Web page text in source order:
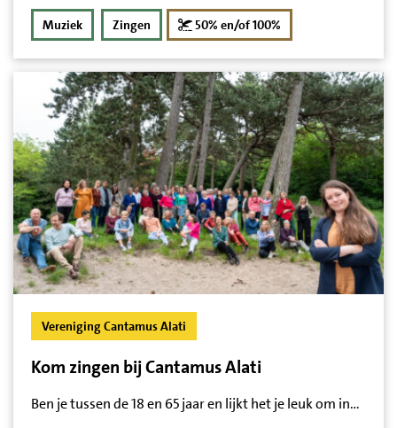
Muziek Zingen 50% en/of 100%
Vereniging Cantamus Alati
Kom zingen bij Cantamus Alati
Ben je tussen de 18 en 65 jaar en lijkt het je leuk om in…